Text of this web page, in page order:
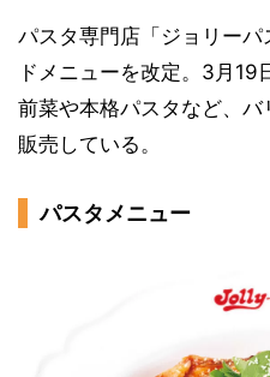
パスタ専門店「ジョリー
ドメニューを改定。3月19
前菜や本格パスタなど、
販売している。
パスタメニュー